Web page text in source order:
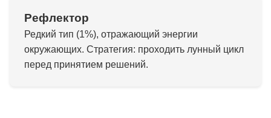
Рефлектор
Редкий тип (1%), отражающий энергии
окружающих. Стратегия: проходить лунный цикл
перед принятием решений.